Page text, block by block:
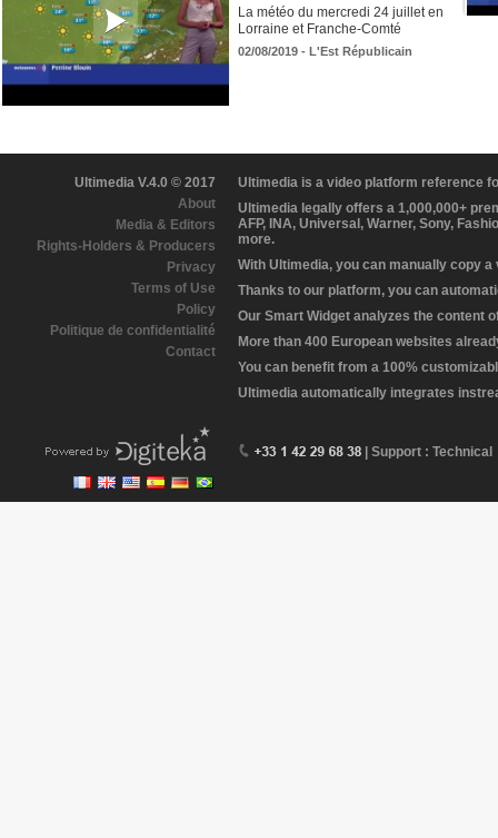
La météo du mercredi 24 juillet en
Lorraine et Franche-Comté
02/08/2019 - L'Est Républicain
Ultimedia V.4.0 © 2017
About
Media & Editors
Rights-Holders & Producers
Privacy
Terms of Use
Policy
Politique de confidentialité
Contact
Ultimedia is a video platform reference
Ultimedia legally offers a 1,000,000+
AFP, INA, Universal, Warner, Sony,
more.
With Ultimedia, you can manually copy
Thanks to our platform, you can
Our Smart Widget analyzes the content
More than 400 European websites
You can benefit from a 100%
Ultimedia automatically integrates
| Support : Technical